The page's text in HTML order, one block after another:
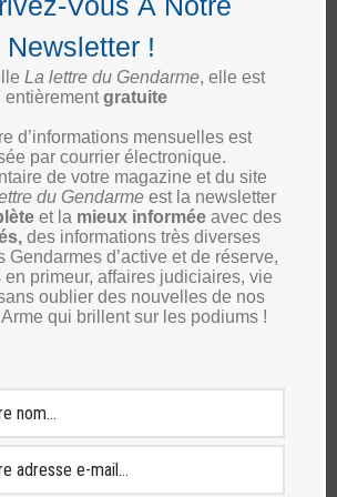
sur l’ensemble du territoire
Landes : changement à la tête de la
présidence de l’union départementale
40
Newsletter !
La lettre du Gendarme, elle est
entièrementgratuite
d’informations mensuelles est
par courrier électronique.
de votre magazine et du site
du Gendarme est la newsletter
et la mieux informéeavec des
des informations très diverses
Gendarmes d’active et de réserve,
en primeur, affaires judiciaires, vie
oublier des nouvelles de nos
qui brillent sur les podiums !